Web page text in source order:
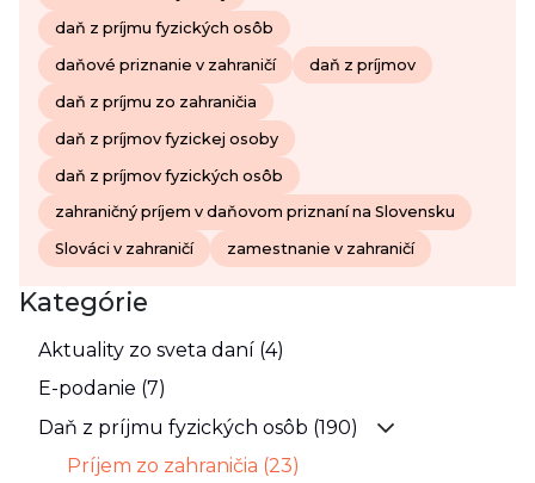
daň z príjmu fyzických osôb
daňové priznanie v zahraničí daň z príjmov
daň z príjmu zo zahraničia
daň z príjmov fyzickej osoby
daň z príjmov fyzických osôb
zahraničný príjem v daňovom priznaní na Slovensku
Slováci v zahraničí zamestnanie v zahraničí
Kategórie
Aktuality zo sveta daní (4)
E-podanie (7)
Daň z príjmu fyzických osôb (190)
Príjem zo zahraničia (23)